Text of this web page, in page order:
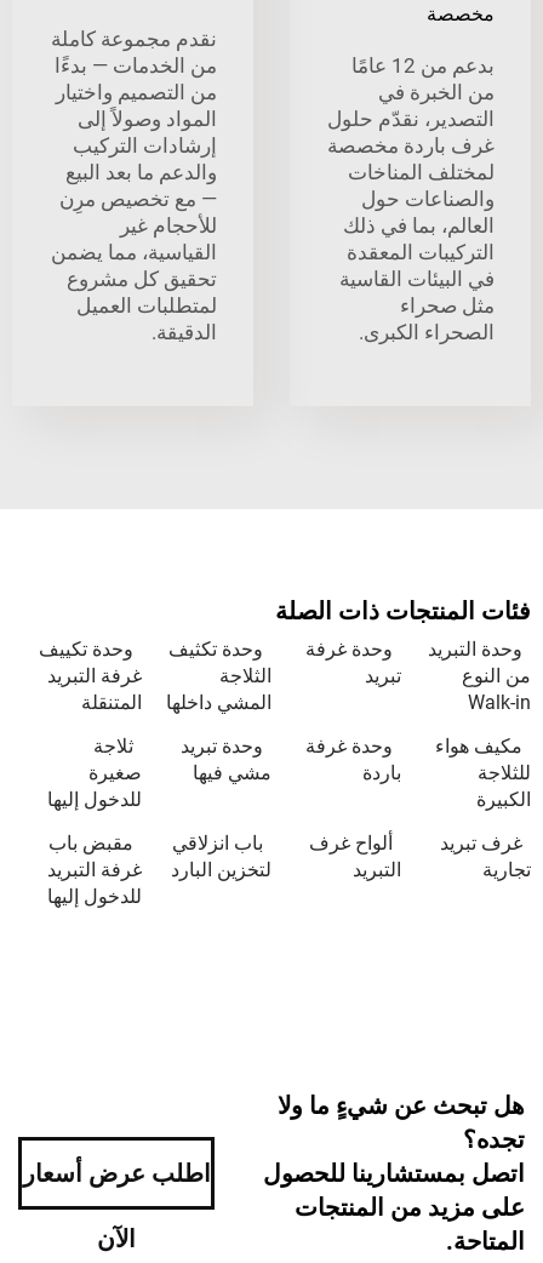
بدعم من 12 عامًا
في
نقدّم حلول
مخصصة
المناخات
حول
بما في ذلك
المعقدة
القاسية
الكبرى.
نقدم مجموعة كاملة
من الخدمات — بدءًا
من التصميم واختيار
المواد وصولاً إلى
إرشادات التركيب
والدعم ما بعد البيع
— مع تخصيص مرِن
للأحجام غير
القياسية، مما يضمن
تحقيق كل مشروع
لمتطلبات العميل
ذات الصلة
وحدة غرفة
تبريد
وحدة تكثيف
المشي داخلها
وحدة تكييف
غرفة التبريد
المتنقلة
وحدة غرفة
باردة
وحدة تبريد
ثلاجة
صغيرة
للدخول إليها
ألواح غرف
التبريد
باب انزلاقي
لتخزين البارد
مقبض باب
غرفة التبريد
للدخول إليها
عن شيءٍ ما ولا
للحصول
من المنتجات
اطلب عرض أسعار